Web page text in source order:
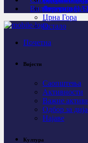
Личности
Агресија
Федерација
Црна Гора
Остало
Видео
Почетна
Вијести
Саопштења
Активности
Важне
Одбор за
Најаве
Култура